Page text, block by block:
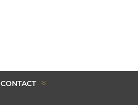
CONTACT